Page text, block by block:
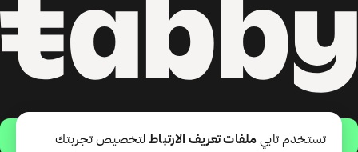
حمّل التطبيق تستخدم تابي ملفات تعريف الارتباطلتخصيص تجربتك